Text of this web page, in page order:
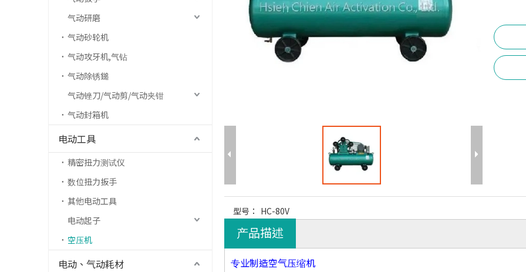
气动研磨
气动砂轮机
气动攻牙机,气钻
气动除锈鎚
气动锉刀/气动剪/气动夹钳
气动封箱机
电动工具
精密扭力测试仪
数位扭力扳手
其他电动工具
电动起子
空压机
电动、气动耗材
型号： HC-80V
产品描述
专业制造空气压缩机